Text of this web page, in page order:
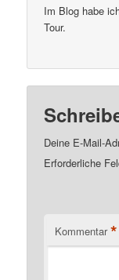
Im Blog habe
Tour.
Deine E-Mail-
Erforderliche
Kommentar *